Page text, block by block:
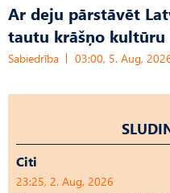
Ar deju pārstāvēt
tautu krāšņo kultūru
Sabiedrība 03:00, 5. Aug,
Citi
23:25, 2. Aug, 2026